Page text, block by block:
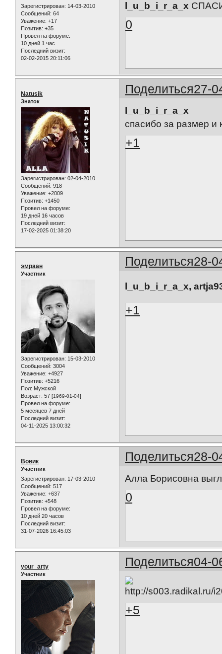
Зарегистрирован: 14-03-2010
Сообщений: 64
Уважение: +17
Позитив: +35
Провел на форуме:
10 дней 1 час
Последний визит:
02-02-2015 20:11:06
l_u_b_i_r_a_x
0
Поделиться27-
Natusik
Знаток
Зарегистрирован: 02-04-2010
Сообщений: 918
Уважение: +2009
Позитив: +1450
Провел на форуме:
19 дней 16 часов
Последний визит:
17-02-2025 01:38:20
l_u_b_i_r_a_x
спасибо за размер и
+1
Поделиться28-
эмраан
Участник
Зарегистрирован: 15-03-2010
Сообщений: 3004
Уважение: +4927
Позитив: +5216
Пол: Мужской
Возраст: 57 [1969-01-04]
Провел на форуме:
5 месяцев 7 дней
Последний визит:
04-11-2025 13:00:32
l_u_b_i_r_a_x,
+1
Поделиться28-
Вовик
Участник
Зарегистрирован: 17-03-2010
Сообщений: 517
Уважение: +637
Позитив: +548
Провел на форуме:
10 дней 20 часов
Последний визит:
31-07-2026 16:45:03
Алла Борисовна
0
Поделиться04-
your_arty
Участник
+5